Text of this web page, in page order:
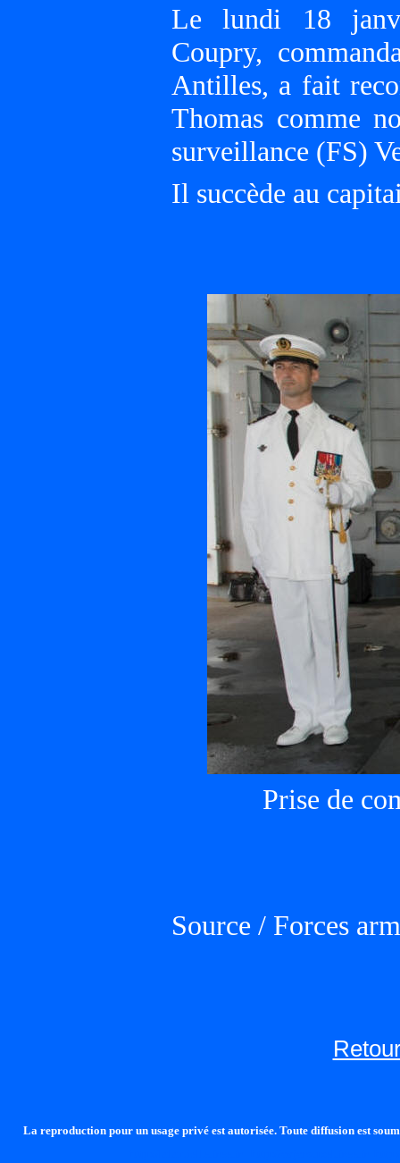
Le lundi 18
Coupry,
Antilles, a fait
Thomas comme
surveillance (FS)
Il succède au
Prise de
Source / Forces
La reproduction pour un usage privé est autorisée. Toute diffusion est